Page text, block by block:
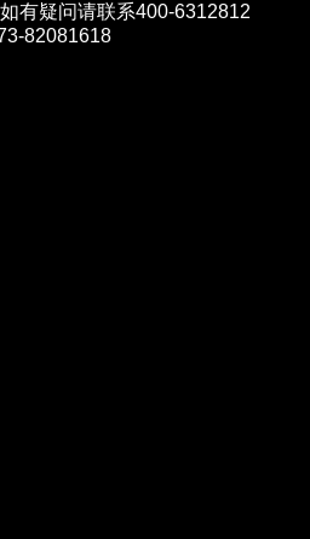
有疑问请联系400-6312812
82081618